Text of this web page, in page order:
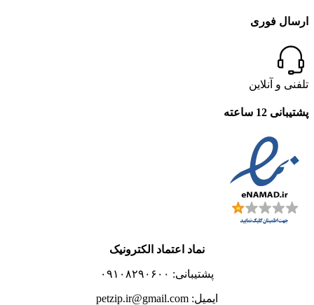
ارسال فوری
تلفنی و آنلاین
پشتیبانی 12 ساعته
نماد اعتماد الکترونیک
پشتیبانی: ۰۹۱۰۸۲۹۰۶۰۰
ایمیل: petzip.ir@gmail.com